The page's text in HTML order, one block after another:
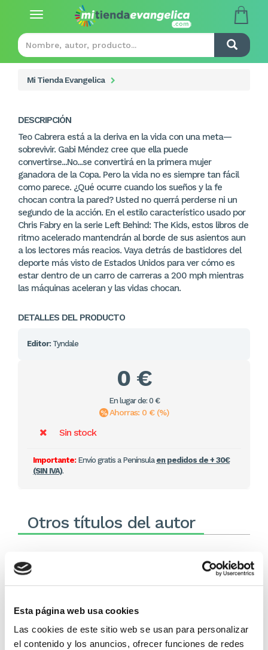
Esta página web usa cookies
Las cookies de este sitio web se usan para personalizar
el contenido y los anuncios, ofrecer funciones de redes
Toggle
Mi Tienda Evangelica
DESCRIPCIÓN
Teo Cabrera está a la deriva en la vida con una meta—
sobrevivir. Gabi Méndez cree que ella puede
convertirse...No...se convertirá en la primera mujer
ganadora de la Copa. Pero la vida no es siempre tan fácil
como parece. ¿Qué ocurre cuando los sueños y la fe
chocan contra la pared? Usted no querrá perderse ni un
segundo de la acción. En el estilo característico usado por
Chris Fabry en la serie Left Behind: The Kids, estos libros de
ritmo acelerado mantendrán al borde de sus asientos aun
a los lectores más reacios. Vaya detrás de bastidores del
deporte más visto de Estados Unidos para ver cómo es
estar dentro de un carro de carreras a 200 mph mientras
las máquinas aceleran y las vidas chocan.
DETALLES DEL PRODUCTO
Editor: Tyndale
0 €
En lugar de: 0 €
Ahorras: 0 € (%)
Sin stock
Importante:Envío gratis a Península en pedidos de + 30€
(SIN IVA).
Otros títulos del autor